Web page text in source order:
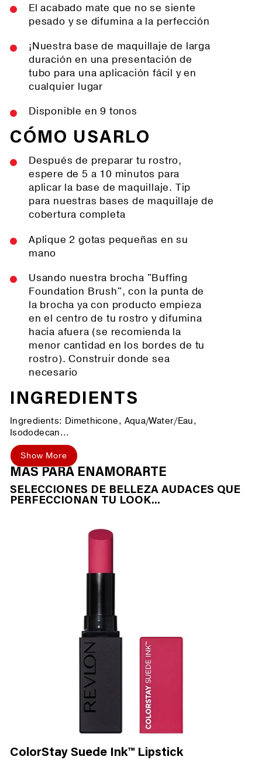
El acabado mate que no se siente
pesado y se difumina a la perfección
¡Nuestra base de maquillaje de larga
duración en una presentación de
tubo para una aplicación fácil y en
cualquier lugar
Disponible en 9 tonos
CÓMO USARLO
Después de preparar tu rostro,
espere de 5 a 10 minutos para
aplicar la base de maquillaje. Tip
para nuestras bases de maquillaje de
cobertura completa
Aplique 2 gotas pequeñas en su
mano
Usando nuestra brocha "Buffing
Foundation Brush", con la punta de
la brocha ya con producto empieza
en el centro de tu rostro y difumina
hacia afuera (se recomienda la
menor cantidad en los bordes de tu
rostro). Construir donde sea
necesario
INGREDIENTS
Ingredients: Dimethicone, Aqua/Water/Eau,
Isododecan...
Show More
MÁS PARA ENAMORARTE
SELECCIONES DE BELLEZA AUDACES QUE
PERFECCIONAN TU LOOK...
ColorStay Suede Ink™ Lipstick